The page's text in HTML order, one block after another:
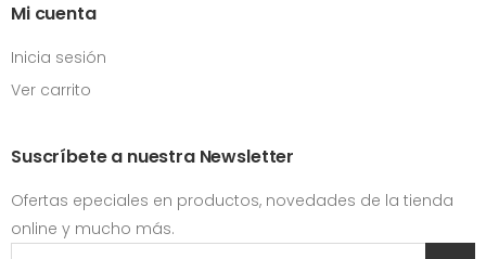
Mi cuenta
Inicia sesión
Ver carrito
Suscríbete a nuestra Newsletter
Ofertas epeciales en productos, novedades de la tienda
online y mucho más.